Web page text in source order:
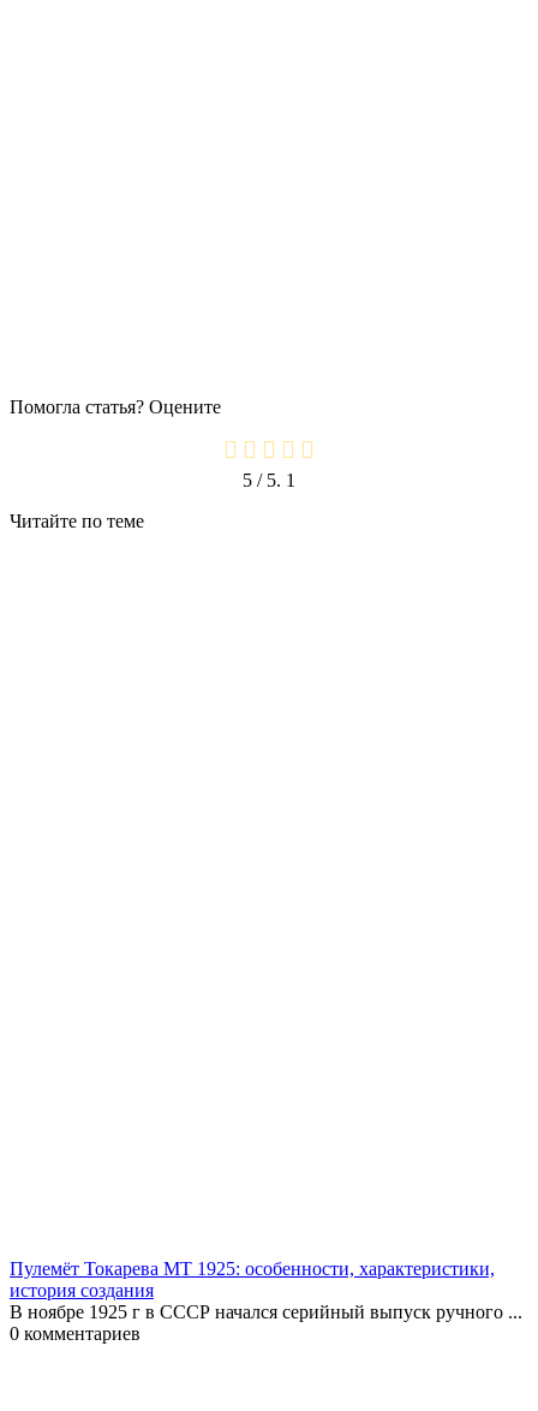
Помогла статья? Оцените
5 / 5. 1
Читайте по теме
Пулемёт Токарева МТ 1925: особенности, характеристики,
история создания
В ноябре 1925 г в СССР начался серийный выпуск ручного ...
0 комментариев